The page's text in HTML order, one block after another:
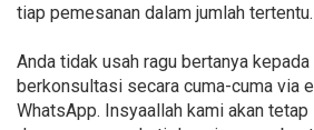
tiap pemesanan dalam jumlah tertentu.
Anda tidak usah ragu bertanya kepada
berkonsultasi secara cuma-cuma via
WhatsApp. Insyaallah kami akan